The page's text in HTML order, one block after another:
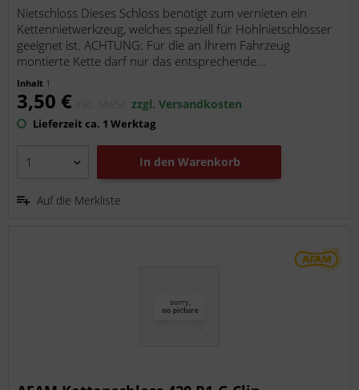
Nietschloss Dieses Schloss benötigt zum vernieten ein
Kettennietwerkzeug, welches speziell für Hohlnietschlösser
geeignet ist. ACHTUNG: Für die an Ihrem Fahrzeug
montierte Kette darf nur das entsprechende...
Inhalt 1
3,50 € inkl. MwSt.zzgl. Versandkosten
Lieferzeit ca. 1 Werktag
In den Warenkorb
Auf die Merkliste